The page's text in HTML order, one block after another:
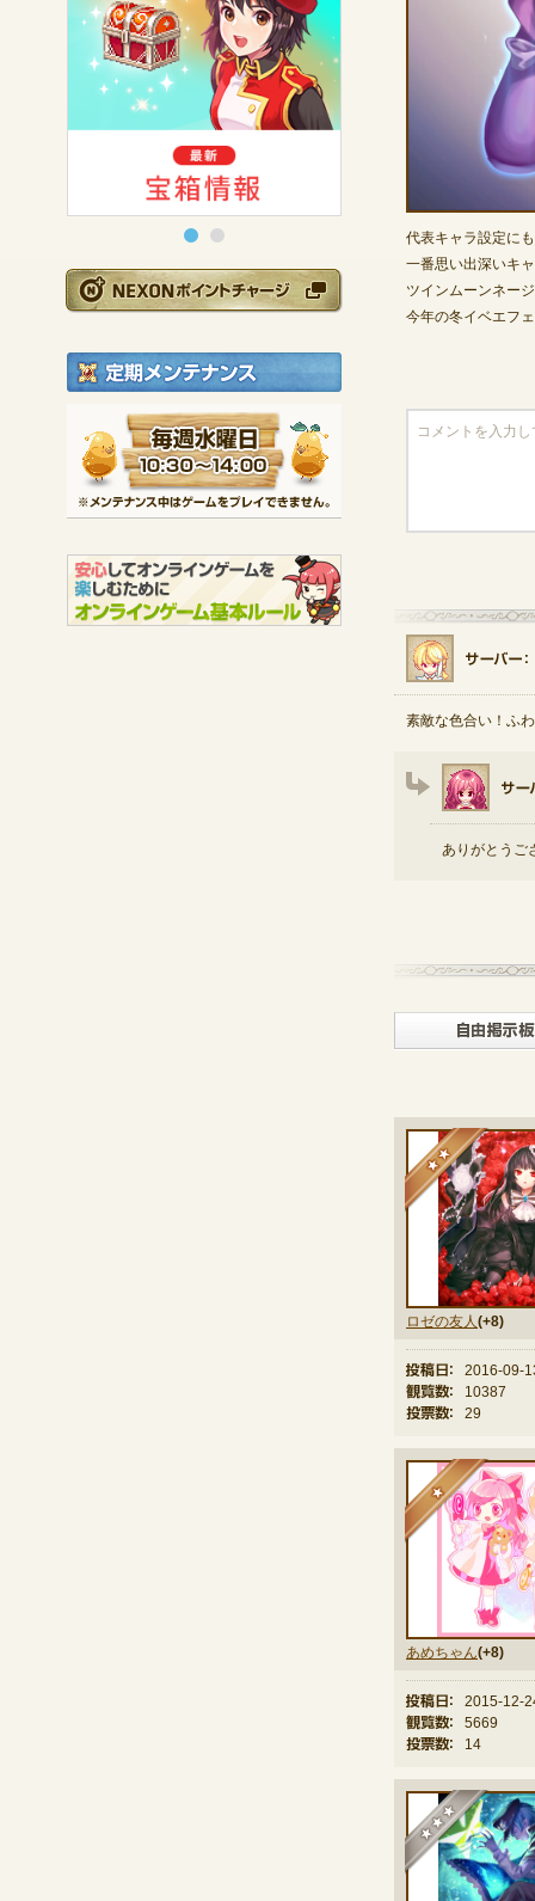
NEXONポイントチ
※メンテナンス中は
代表キャラ設定に
一番思い出深いキ
ツインムーンネー
今年の冬イベエフ
素敵な色合い！ふ
ありがとうご
ロゼの友人 (+8)
★★
投稿日：
2016-09-
観覧数：
10387
投票数：
29
あめちゃん(+8)
★
投稿日：
2015-12-
観覧数：
5669
投票数：
14